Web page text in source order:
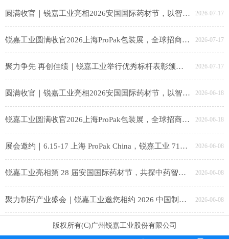
圆满收官｜锐嘉工业亮相2026安国国际药材节，以智能装备赋能中医药产业升级 2026-07-17
锐嘉工业圆满收官2026上海ProPak包装展，全球招商布局海外新赛道！ 2026-07-17
聚力争先 再创佳绩｜锐嘉工业举行优秀标杆表彰颁奖仪式 2026-07-17
圆满收官｜锐嘉工业亮相2026安国国际药材节，以智能装备赋能中医药产业升级 2026-06-18
锐嘉工业圆满收官2026上海ProPak包装展，全球招商布局海外新赛道！ 2026-06-18
展会邀约｜6.15-17 上海 ProPak China，锐嘉工业 71E80-3 邀食品同仁共探智能包装新趋势 2026-06-08
锐嘉工业亮相第 28 届安国国际药材节，共探中药智造新未来 2026-06-08
聚力制药产业盛会｜锐嘉工业邀您相约 2026 中国制药产业大会，共启智能智造新征程 2026-06-08
版权所有(C)广州锐嘉工业股份有限公司